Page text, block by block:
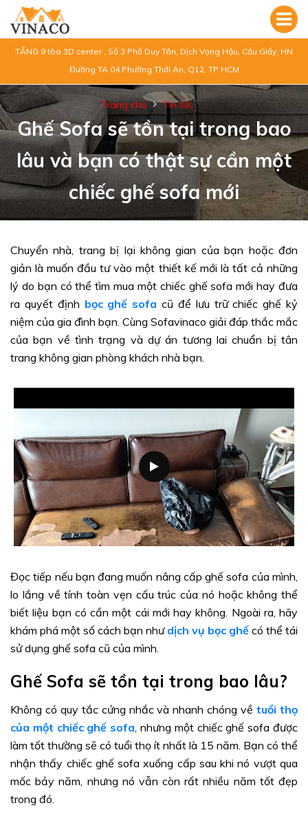
TẦNG 9 tòa 3D center , Số 3 Phố Duy Tân, Dịch Vọng Hậu, Cầu Giấy, HN
Đường TA 04 Phường Thới An, Q12, TP HCM
Trang chủ Tin tức
Ghế Sofa sẽ tồn tại trong bao
lâu và bạn có thật sự cần một
chiếc ghế sofa mới
Chuyển nhà, trang bị lại không gian của bạn hoặc đơn
giản là muốn đầu tư vào một thiết kế mới là tất cả những
lý do bạn có thể tìm mua một chiếc ghế sofa mới hay đưa
ra quyết định bọc ghế sofa cũ để lưu trữ chiếc ghế kỷ
niệm của gia đình bạn. Cùng Sofavinaco giải đáp thắc mắc
của bạn về tình trạng và dự án tương lai chuẩn bị tân
trang không gian phòng khách nhà bạn.
Đọc tiếp nếu bạn đang muốn nâng cấp ghế sofa của mình,
lo lắng về tính toàn vẹn cấu trúc của nó hoặc không thể
biết liệu bạn có cần một cái mới hay không. Ngoài ra, hãy
khám phá một số cách bạn như dịch vụ bọc ghế có thể tái
sử dụng ghế sofa cũ của mình.
Ghế Sofa sẽ tồn tại trong bao lâu?
Không có quy tắc cứng nhắc và nhanh chóng vềtuổi thọ
của một chiếc ghế sofa , nhưng một chiếc ghế sofa được
làm tốt thường sẽ có tuổi thọ ít nhất là 15 năm. Bạn có thể
nhận thấy chiếc ghế sofa xuống cấp sau khi nó vượt qua
mốc bảy năm, nhưng nó vẫn còn rất nhiều năm tốt đẹp
trong đó.